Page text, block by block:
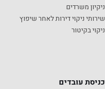
ניקיון משרדים
שירותי ניקוי דירות לאחר שיפוץ
ניקוי בקיטור
כניסת עובדים